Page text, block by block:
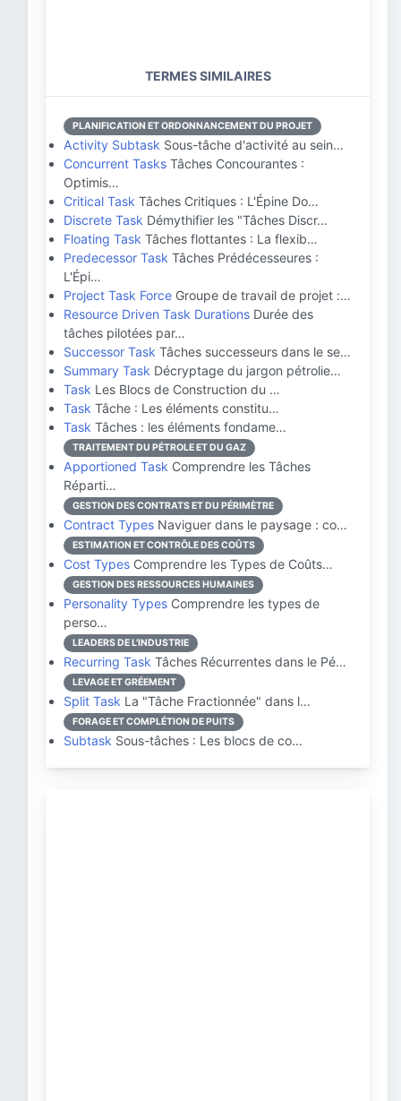
TERMES SIMILAIRES
PLANIFICATION ET ORDONNANCEMENT DU PROJET
Activity Subtask Sous-tâche d'activité au sein…
Concurrent Tasks Tâches Concourantes :
Optimis…
Critical Task Tâches Critiques : L'Épine Do…
Discrete Task Démythifier les "Tâches Discr…
Floating Task Tâches flottantes : La flexib…
Predecessor Task Tâches Prédécesseures :
L'Épi…
Project Task Force Groupe de travail de projet :…
Resource Driven Task Durations Durée des
tâches pilotées par…
Successor Task Tâches successeurs dans le se…
Summary Task Décryptage du jargon pétrolie…
Task Les Blocs de Construction du …
Task Tâche : Les éléments constitu…
Task Tâches : les éléments fondame…
TRAITEMENT DU PÉTROLE ET DU GAZ
Apportioned Task Comprendre les Tâches
Réparti…
GESTION DES CONTRATS ET DU PÉRIMÈTRE
Contract Types Naviguer dans le paysage : co…
ESTIMATION ET CONTRÔLE DES COÛTS
Cost Types Comprendre les Types de Coûts…
GESTION DES RESSOURCES HUMAINES
Personality Types Comprendre les types de
perso…
LEADERS DE L'INDUSTRIE
Recurring Task Tâches Récurrentes dans le Pé…
LEVAGE ET GRÉEMENT
Split Task La "Tâche Fractionnée" dans l…
FORAGE ET COMPLÉTION DE PUITS
Subtask Sous-tâches : Les blocs de co…